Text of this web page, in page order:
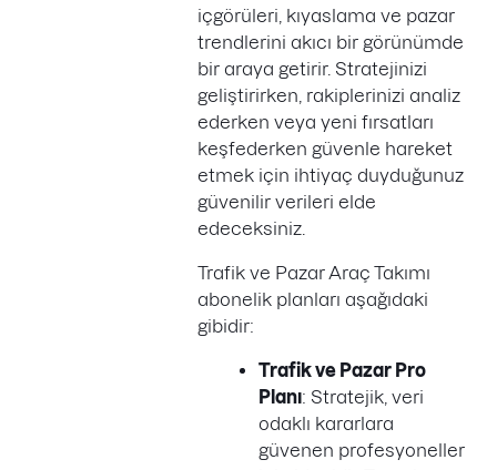
içgörüleri, kıyaslama ve pazar
trendlerini akıcı bir görünümde
bir araya getirir. Stratejinizi
geliştirirken, rakiplerinizi analiz
ederken veya yeni fırsatları
keşfederken güvenle hareket
etmek için ihtiyaç duyduğunuz
güvenilir verileri elde
edeceksiniz.
Trafik ve Pazar Araç Takımı
abonelik planları aşağıdaki
gibidir:
Trafik ve Pazar Pro
Planı: Stratejik, veri
odaklı kararlara
güvenen profesyoneller